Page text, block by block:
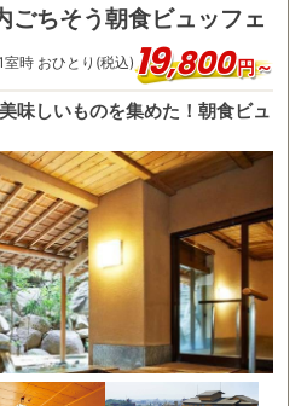
ごちそう朝食ビュッフェ
室時 おひとり(税込)19,800円～
味しいものを集めた！朝食ビュ